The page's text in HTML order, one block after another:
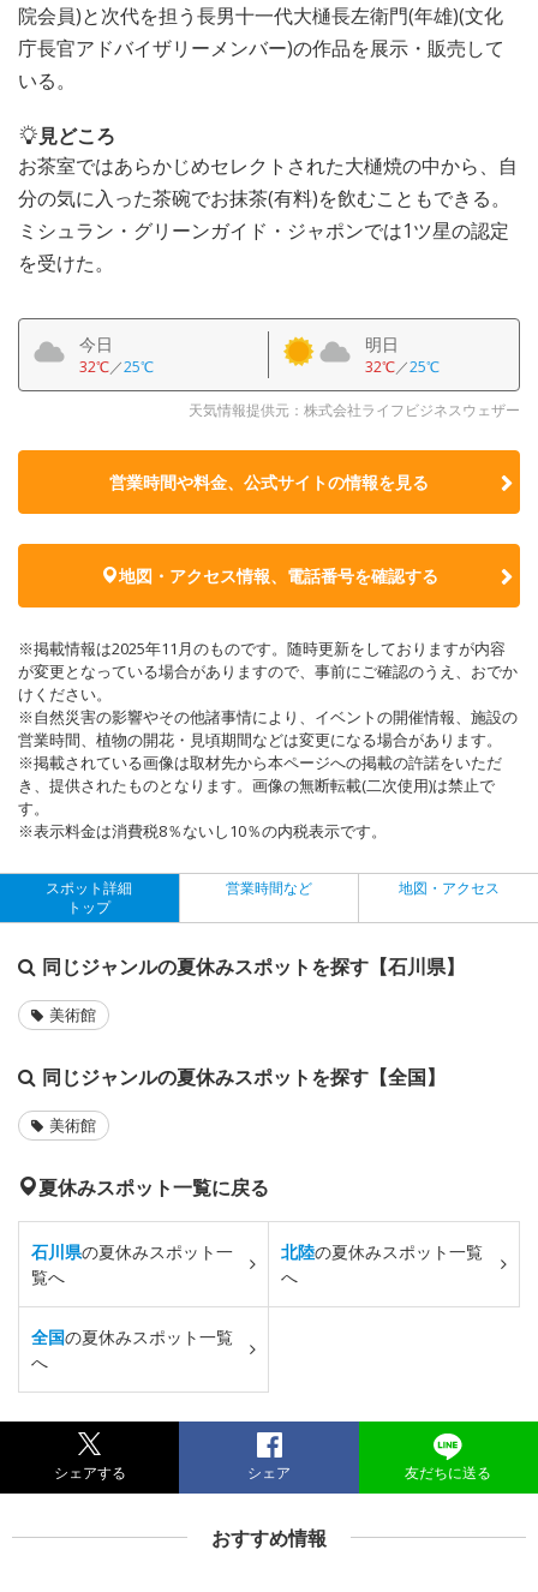
院会員)と次代を担う長男十一代大樋長左衛門(年雄)(文化
庁長官アドバイザリーメンバー)の作品を展示・販売して
いる。
見どころ
お茶室ではあらかじめセレクトされた大樋焼の中から、自
分の気に入った茶碗でお抹茶(有料)を飲むこともできる。
ミシュラン・グリーンガイド・ジャポンでは1ツ星の認定
を受けた。
今日
32℃／25℃
明日
32℃／25℃
天気情報提供元：株式会社ライフビジネスウェザー
営業時間や料金、公式サイトの情報を見る
地図・アクセス情報、電話番号を確認する
※掲載情報は2025年11月のものです。随時更新をしておりますが内容
が変更となっている場合がありますので、事前にご確認のうえ、おでか
けください。
※自然災害の影響やその他諸事情により、イベントの開催情報、施設の
営業時間、植物の開花・見頃期間などは変更になる場合があります。
※掲載されている画像は取材先から本ページへの掲載の許諾をいただ
き、提供されたものとなります。画像の無断転載(二次使用)は禁止で
す。
※表示料金は消費税8％ないし10％の内税表示です。
スポット詳細
トップ
営業時間など 地図・アクセス
同じジャンルの夏休みスポットを探す【石川県】
美術館
同じジャンルの夏休みスポットを探す【全国】
美術館
夏休みスポット一覧に戻る
石川県の夏休みスポット一
覧へ
北陸の夏休みスポット一覧
へ
全国の夏休みスポット一覧
へ
シェアする シェア 友だちに送る
おすすめ情報